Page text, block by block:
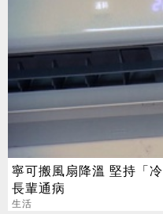
寧可搬風扇降溫 堅持「
長輩通病
生活